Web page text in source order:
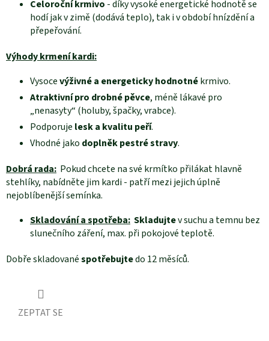
Celoroční krmivo - díky vysoké energetické hodnotě se
hodí jak v zimě (dodává teplo), tak i v období hnízdění a
přepeřování.
Výhody krmení kardi:
Vysocevýživné a energeticky hodnotnékrmivo.
Atraktivní pro drobné pěvce, méně lákavé pro
„nenasyty“ (holuby, špačky, vrabce).
Podporuje lesk a kvalitu peří.
Vhodné jako doplněk pestré stravy.
Dobrá rada: Pokud chcete na své krmítko přilákat hlavně
stehlíky, nabídněte jim kardi - patří mezi jejich úplně
nejoblíbenější semínka.
Skladování a spotřeba: Skladujtev suchu a temnu bez
slunečního záření, max. při pokojové teplotě.
Dobře skladovanéspotřebujtedo 12 měsíců.
ZEPTAT SE